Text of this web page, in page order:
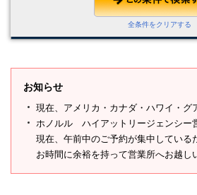
全条件をクリアする
お知らせ
現在、アメリカ・カナダ・ハワイ・
ホノルル ハイアットリージェンシー
現在、午前中のご予約が集中してい
お時間に余裕を持って営業所へお越